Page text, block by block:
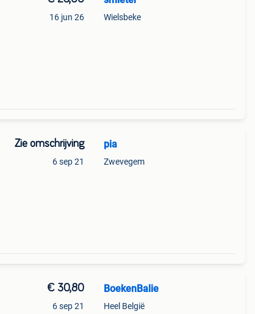
16 jun 26 Wielsbeke
Zie omschrijving
6 sep 21
pia
Zwevegem
€ 30,80
6 sep 21
BoekenBalie
Heel België